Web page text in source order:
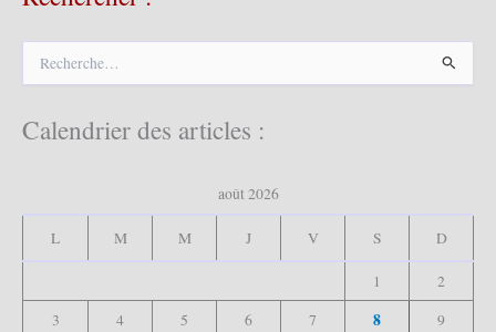
e
Calendrier des articles :
août 2026
L M M J V S D
1
2
3
4 5 6 7 8
9